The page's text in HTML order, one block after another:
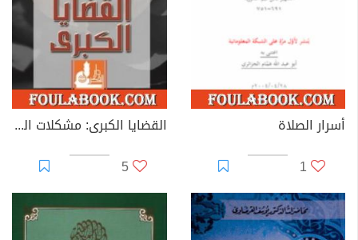
أسرار الصلاة
1
القضايا الكبرى: مشكلات الحضارة
5